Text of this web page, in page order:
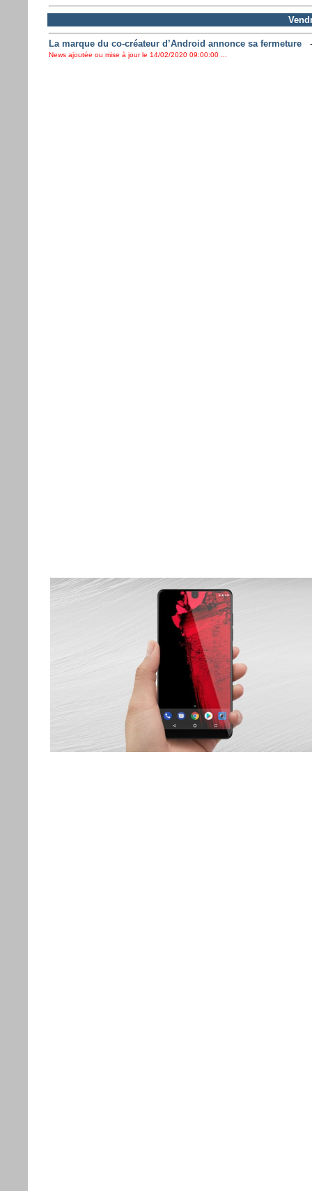
La marque du co-créateur d’Android annonce sa fermeture
News ajoutée ou mise à jour le 14/02/2020 09:00:00 ...